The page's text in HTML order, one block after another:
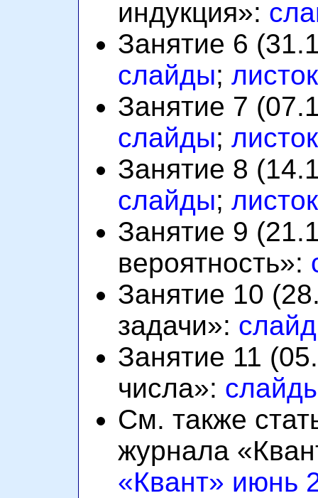
индукция»:
Занятие 6
слайды; листок
Занятие 7
слайды; листок
Занятие 8
слайды; листок
Занятие 9
вероятность»:
Занятие 10
задачи»:
Занятие 11
числа»:
См. также
журнала
«Квант» июнь